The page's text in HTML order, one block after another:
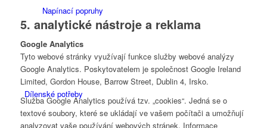
Napínací popruhy
Dílenské potřeby
5. analytické nástroje a reklama
Google Analytics
Tyto webové stránky využívají funkce služby webové analýzy
Google Analytics. Poskytovatelem je společnost Google Ireland
Limited, Gordon House, Barrow Street, Dublin 4, Irsko.
Služba Google Analytics používá tzv. „cookies“. Jedná se o
textové soubory, které se ukládají ve vašem počítači a umožňují
analyzovat vaše používání webových stránek. Informace